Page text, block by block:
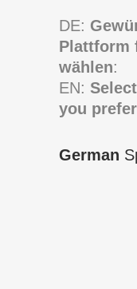
DE:
Plattform
wählen:
EN:
you
German